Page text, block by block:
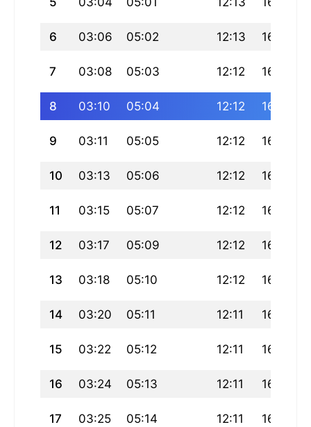
6 03:06 05:02 12:13 16:09
7 03:08 05:03 12:12 16:09
8 03:10 05:04 12:12 16:08
9 03:11 05:05 12:12 16:07
10 03:13 05:06 12:12 16:07
11 03:15 05:07 12:12 16:06
12 03:17 05:09 12:12 16:06
13 03:18 05:10 12:12 16:05
14 03:20 05:11 12:11 16:04
15 03:22 05:12 12:11 16:03
16 03:24 05:13 12:11 16:03
17 03:25 05:14 12:11 16:02